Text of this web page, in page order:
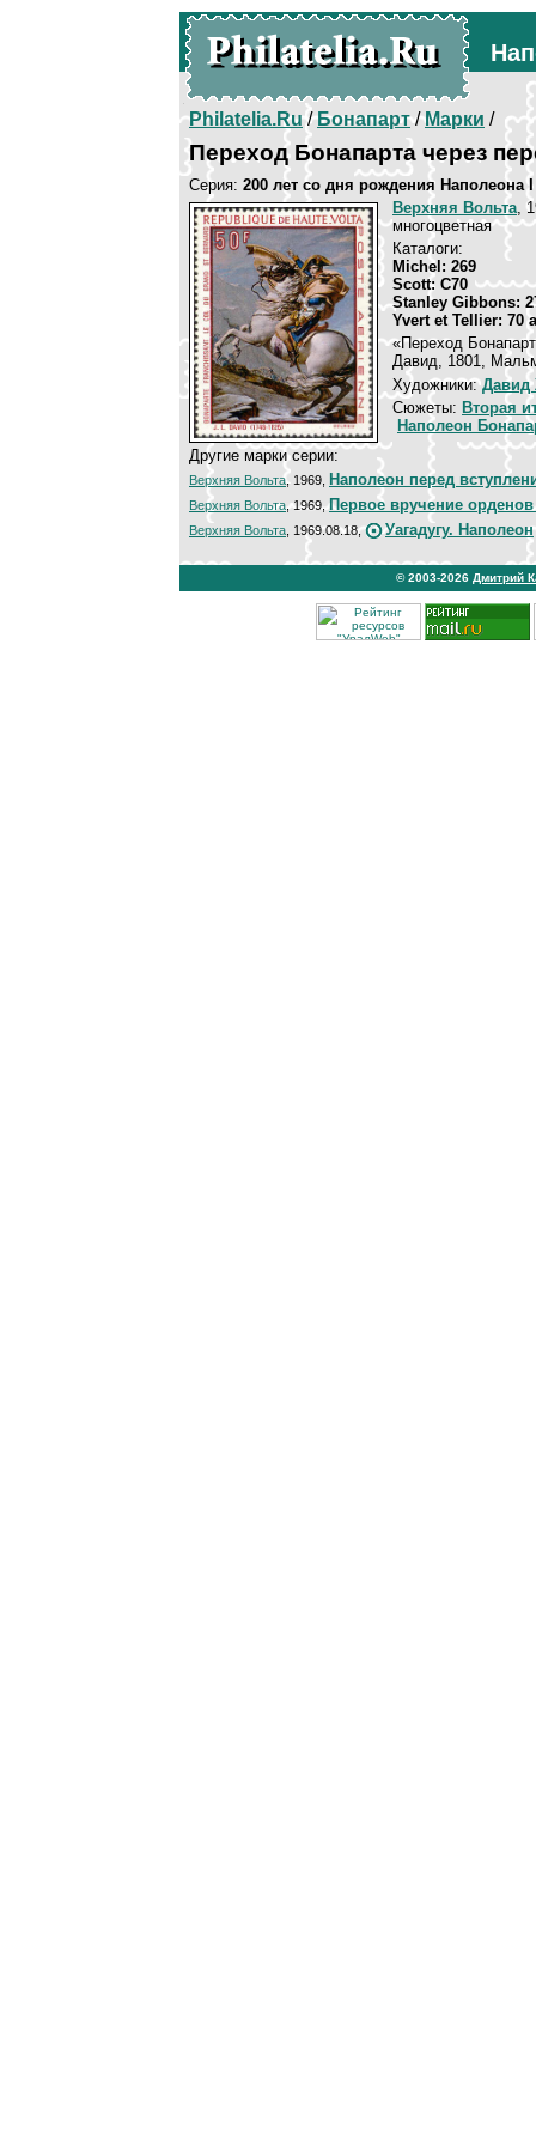
Philatelia.Ru/Бонапарт/Марки /
Переход Бонапарта через
Серия: 200 лет со дня рождения Наполеона I
Верхняя Вольта,
многоцветная
Каталоги:
Michel: 269
Scott: C70
Stanley Gibbons:
Yvert et Tellier: 70
«Переход
Давид, 1801,
Художники:Давид
Сюжеты: Вторая
Наполеон
Другие марки серии:
Верхняя Вольта, 1969, Наполеон перед
Верхняя Вольта, 1969,Первое вручение
Верхняя Вольта , 1969.08.18, Уагадугу. Наполеон
© 2003-2026 Дмитрий